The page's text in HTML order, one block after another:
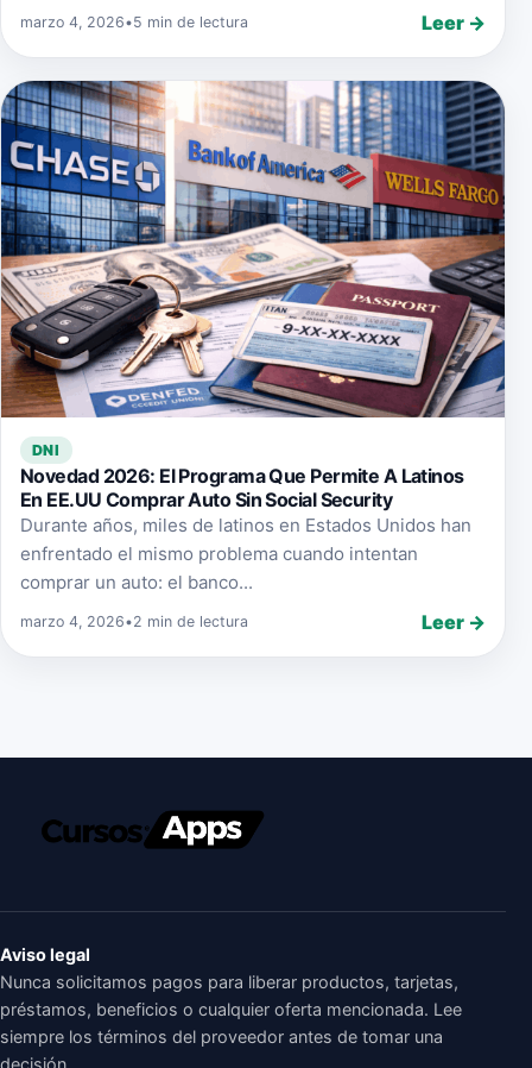
marzo 4, 2026•5 min de lectura Leer →
DNI
Novedad 2026: El Programa Que Permite A Latinos
En EE.UU Comprar Auto Sin Social Security
Durante años, miles de latinos en Estados Unidos han
enfrentado el mismo problema cuando intentan
comprar un auto: el banco...
marzo 4, 2026•2 min de lectura Leer →
Aviso legal
Nunca solicitamos pagos para liberar productos, tarjetas,
préstamos, beneficios o cualquier oferta mencionada. Lee
siempre los términos del proveedor antes de tomar una
decisión.